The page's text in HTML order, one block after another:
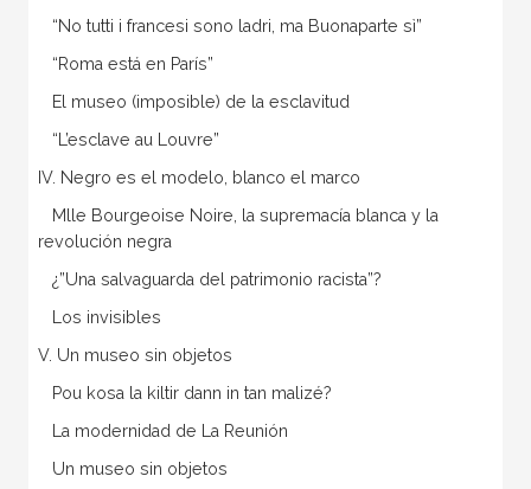
“No tutti i francesi sono ladri, ma Buonaparte sì”
“Roma está en París”
El museo (imposible) de la esclavitud
“L’esclave au Louvre”
IV. Negro es el modelo, blanco el marco
Mlle Bourgeoise Noire, la supremacía blanca y la
revolución negra
¿”Una salvaguarda del patrimonio racista”?
Los invisibles
V. Un museo sin objetos
Pou kosa la kiltir dann in tan malizé?
La modernidad de La Reunión
Un museo sin objetos